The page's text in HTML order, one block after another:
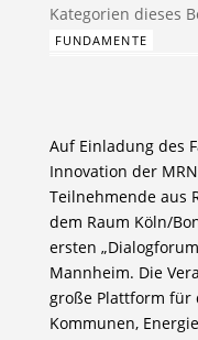
FUNDAMENTE
Auf Einladung des
Innovation der
Teilnehmende aus
dem Raum Köln/
ersten
Mannheim. Die
große Plattform für
Kommunen,